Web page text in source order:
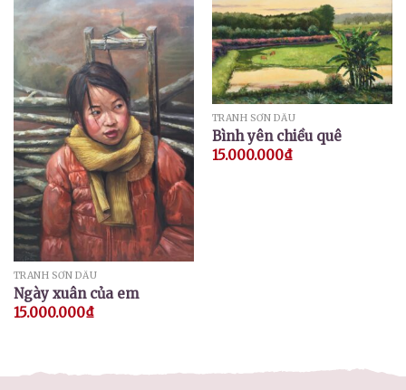
TRANH SƠN DẦU
Ngày xuân của em
15.000.000₫
TRANH SƠN DẦU
Bình yên chiều quê
15.000.000₫